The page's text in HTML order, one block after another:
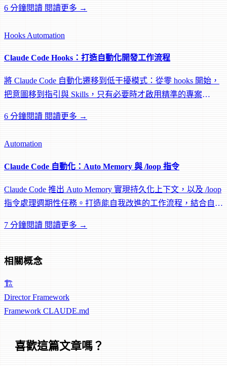
6 分鐘閱讀 閱讀更多 →
Hooks Automation
Claude Code Hooks：打造自動化開發工作流程
將 Claude Code 自動化遷移到低干擾模式：從零 hooks 開始，
把意圖移到指引與 Skills，只有必要時才啟用精準的專案
6 分鐘閱讀 閱讀更多 →
Automation
Claude Code 自動化：Auto Memory 與 /loop 指令
Claude Code 推出 Auto Memory 實現持久化上下文，以及 /loop
指令處理週期性任務。打造能自我改進的工作流程，結合自動
7 分鐘閱讀 閱讀更多 →
相關概念
🏗️
Director Framework
Framework CLAUDE.md
喜歡這篇文章嗎？